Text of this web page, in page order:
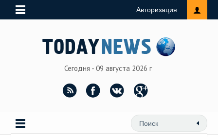
Авторизация
Сегодня - 09 августа 2026 г